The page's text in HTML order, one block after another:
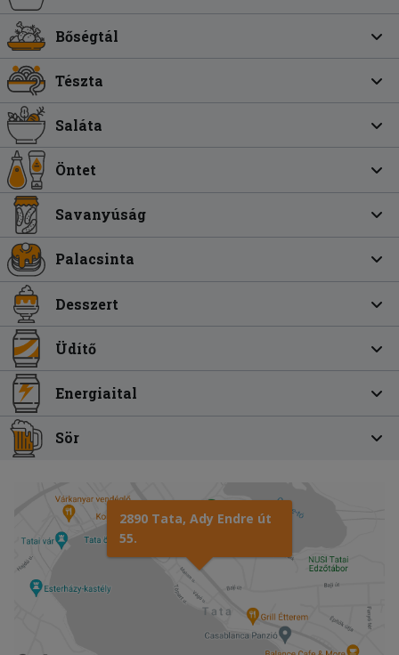
Bőségtál
Tészta
Saláta
Öntet
Savanyúság
Palacsinta
Desszert
Üdítő
Energiaital
Sör
2890 Tata, Ady Endre út
55.